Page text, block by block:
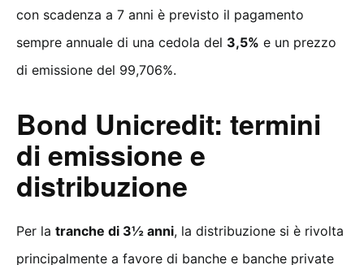
con scadenza a 7 anni è previsto il pagamento
sempre annuale di una cedola del 3,5% e un prezzo
di emissione del 99,706%.
Bond Unicredit: termini
di emissione e
distribuzione
Per la tranche di 3½ anni, la distribuzione si è rivolta
principalmente a favore di banche e banche private